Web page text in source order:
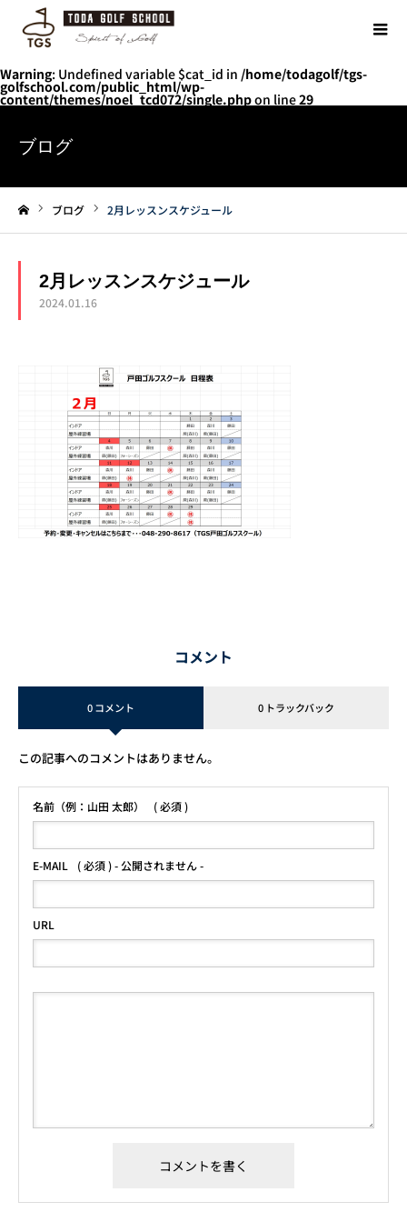
Warning: Undefined variable $cat_id in /home/todagolf/tgs-
golfschool.com/public_html/wp-
content/themes/noel_tcd072/single.phpon line29
ブログ
ブログ 2月レッスンスケジュール
2月レッスンスケジュール
2024.01.16
コメント
0 コメント 0 トラックバック
この記事へのコメントはありません。
名前（例：山田 太郎） ( 必須 )
E-MAIL ( 必須 ) - 公開されません -
URL